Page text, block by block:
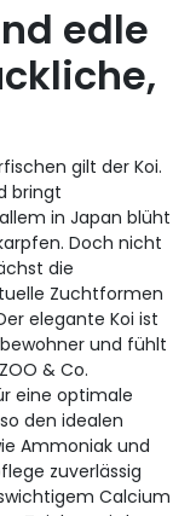
edle
gilt der Koi.
bringt
in Japan blüht
Doch nicht
die
Zuchtformen
elegante Koi ist
und fühlt
& Co.
eine optimale
den idealen
Ammoniak und
zuverlässig
Calcium